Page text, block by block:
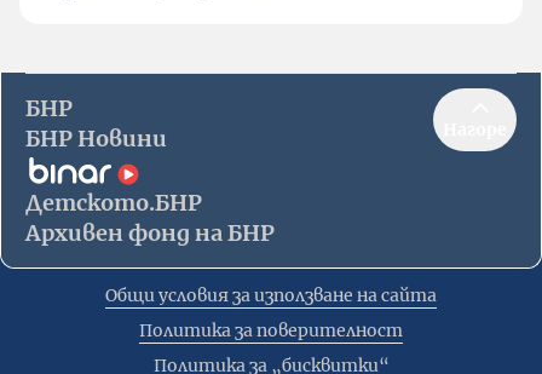
БНР
БНР Новини
Детското.БНР
Архивен фонд на БНР
Общи условия за използване на сайта
Политика за поверителност
Политика за „бисквитки“